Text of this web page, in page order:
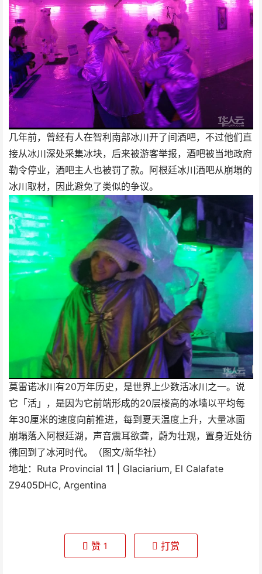
几年前，曾经有人在智利南部冰川开了间酒吧，不过他们直
接从冰川深处采集冰块，后来被游客举报，酒吧被当地政府
勒令停业，酒吧主人也被罚了款。阿根廷冰川酒吧从崩塌的
冰川取材，因此避免了类似的争议。
莫雷诺冰川有20万年历史，是世界上少数活冰川之一。说
它「活」，是因为它前端形成的20层楼高的冰墙以平均每
年30厘米的速度向前推进，每到夏天温度上升，大量冰面
崩塌落入阿根廷湖，声音震耳欲聋，蔚为壮观，置身近处彷
彿回到了冰河时代。（图文/新华社）
地址：Ruta Provincial 11 | Glaciarium, El Calafate
Z9405DHC, Argentina
赞 1 打赏